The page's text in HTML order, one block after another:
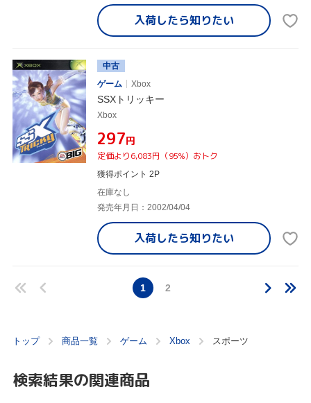
入荷したら知りたい
中古
ゲーム
Xbox
SSXトリッキー
Xbox
¥297円
定価より6,083円（95%）おトク
獲得ポイント 2P
在庫なし
発売年月日：2002/04/04
入荷したら知りたい
1 2
トップ 商品一覧 ゲーム Xbox スポーツ
検索結果の関連商品